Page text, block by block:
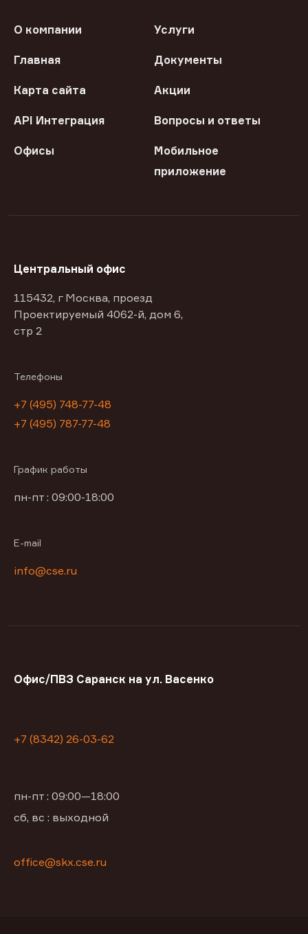
О компании Услуги
Главная Документы
Карта сайта Акции
API Интеграция Вопросы и ответы
Офисы
Мобильное
приложение
Центральный офис
115432, г Москва, проезд
Проектируемый 4062-й, дом 6,
стр 2
Телефоны
+7 (495) 748-77-48
+7 (495) 787-77-48
График работы
пн-пт : 09:00-18:00
E-mail
info@cse.ru
Офис/ПВЗ Саранск на ул. Васенко
+7 (8342) 26-03-62
пн-пт : 09:00—18:00
сб, вс : выходной
office@skx.cse.ru